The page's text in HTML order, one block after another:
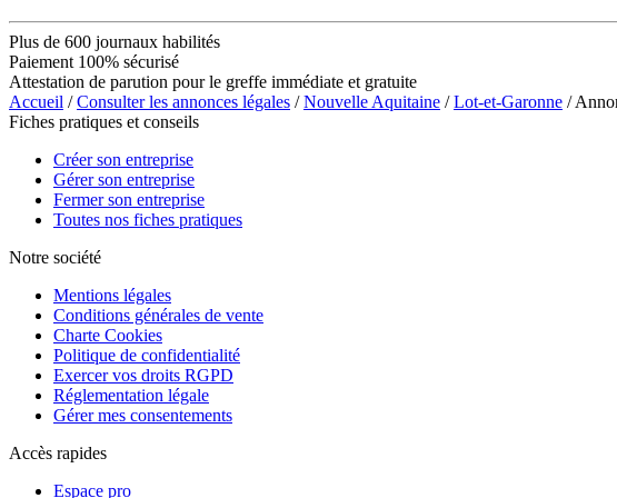
Plus de 600 journaux habilités
Paiement 100% sécurisé
Attestation de parution pour le greffe immédiate et gratuite
Accueil /Consulter les annonces légales /Nouvelle Aquitaine /Lot-et-Garonne /
Fiches pratiques et conseils
Créer son entreprise
Gérer son entreprise
Fermer son entreprise
Toutes nos fiches pratiques
Notre société
Mentions légales
Conditions générales de vente
Charte Cookies
Politique de confidentialité
Exercer vos droits RGPD
Réglementation légale
Gérer mes consentements
Accès rapides
Espace pro